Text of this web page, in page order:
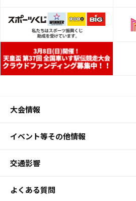
大会情報
イベント等その他情報
交通影響
よくある質問